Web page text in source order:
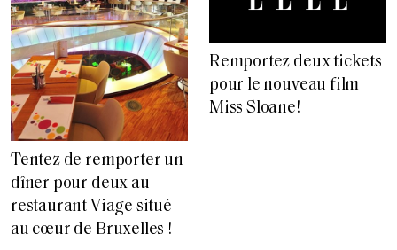
Tentez de remporter un
dîner pour deux au
restaurant Viage situé
au cœur de Bruxelles !
Remportez deux tickets
pour le nouveau film
Miss Sloane!